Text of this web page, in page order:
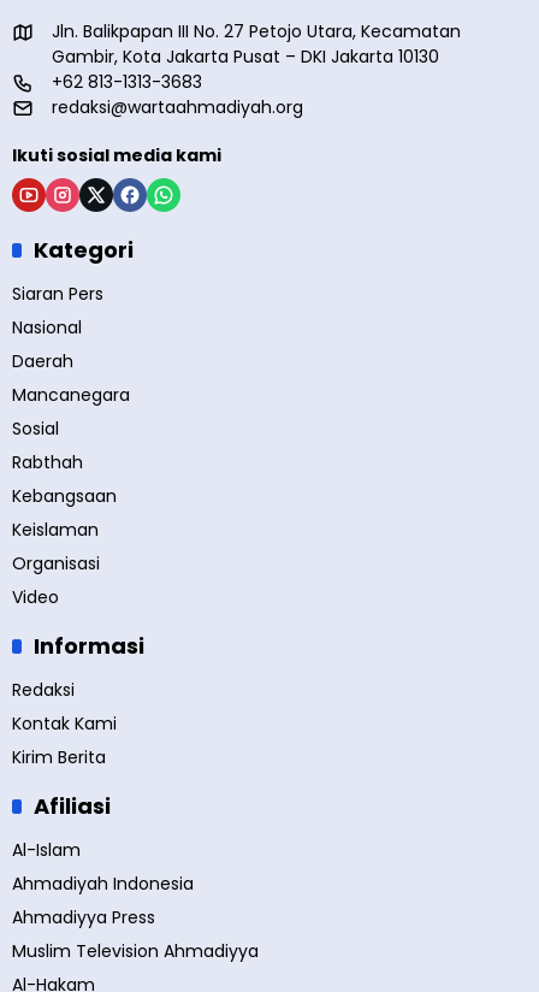
Jln. Balikpapan III No. 27 Petojo Utara, Kecamatan
Gambir, Kota Jakarta Pusat – DKI Jakarta 10130
+62 813-1313-3683
redaksi@wartaahmadiyah.org
Ikuti sosial media kami
Kategori
Siaran Pers
Nasional
Daerah
Mancanegara
Sosial
Rabthah
Kebangsaan
Keislaman
Organisasi
Video
Informasi
Redaksi
Kontak Kami
Kirim Berita
Afiliasi
Al-Islam
Ahmadiyah Indonesia
Ahmadiyya Press
Muslim Television Ahmadiyya
Al-Hakam